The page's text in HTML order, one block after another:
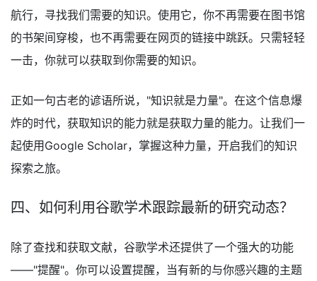
航行，寻找我们需要的知识。使用它，你不再需要在图书馆
的书架间穿梭，也不再需要在网页的链接中跳跃。只需轻轻
一击，你就可以获取到你需要的知识。
正如一句古老的谚语所说，"知识就是力量"。在这个信息爆
炸的时代，获取知识的能力就是获取力量的能力。让我们一
起使用Google Scholar，掌握这种力量，开启我们的知识
探索之旅。
四、如何利用谷歌学术跟踪最新的研究动态？
除了查找和获取文献，谷歌学术还提供了一个强大的功能
——"提醒"。你可以设置提醒，当有新的与你感兴趣的主题